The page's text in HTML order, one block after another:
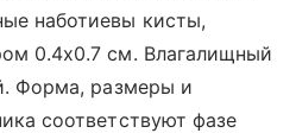
наботиевы кисты,
0.4х0.7 см. Влагалищный
Форма, размеры и
соответствуют фазе